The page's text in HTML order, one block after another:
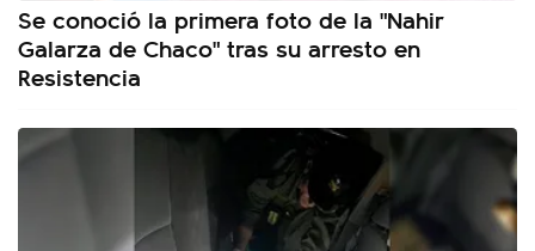
Se conoció la primera foto de la "Nahir
Galarza de Chaco" tras su arresto en
Resistencia